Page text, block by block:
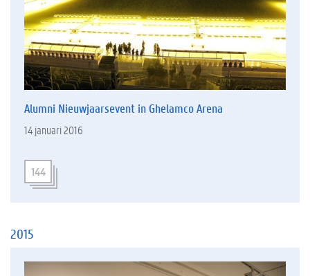
Alumni Nieuwjaarsevent in Ghelamco Arena
14 januari 2016
144
2015